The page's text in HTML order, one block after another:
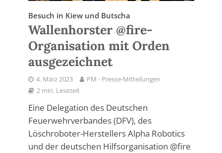
Besuch in Kiew und Butscha
Wallenhorster @fire-
Organisation mit Orden
ausgezeichnet
4. März 2023
PM - Presse-Mitteilungen
2 min. Lesezeit
Eine Delegation des Deutschen
Feuerwehrverbandes (DFV), des
Löschroboter-Herstellers Alpha Robotics
und der deutschen Hilfsorganisation @fire